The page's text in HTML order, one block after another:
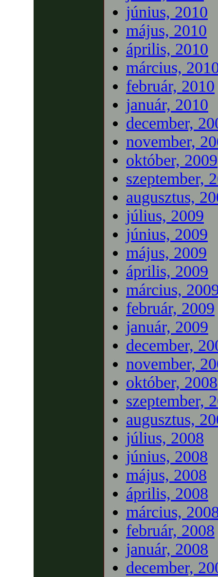
június, 2010
május, 2010
április, 2010
március,
február, 2010
január, 2010
december,
november,
október, 2009
szeptember,
augusztus,
július, 2009
június, 2009
május, 2009
április, 2009
március,
február, 2009
január, 2009
december,
november,
október, 2008
szeptember,
augusztus,
július, 2008
június, 2008
május, 2008
április, 2008
március,
február, 2008
január, 2008
december,